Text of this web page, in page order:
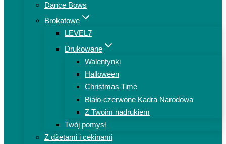
Dance Bows
Brokatowe
LEVEL7
Drukowane
Walentynki
Halloween
Christmas Time
Biało-czerwone Kadra Narodowa
Z Twoim nadrukiem
Twój pomysł
Z dżetami i cekinami